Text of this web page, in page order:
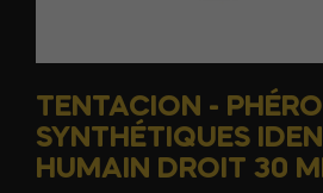
TENTACION -
SYNTHÉTIQUES
HUMAIN DROIT 30